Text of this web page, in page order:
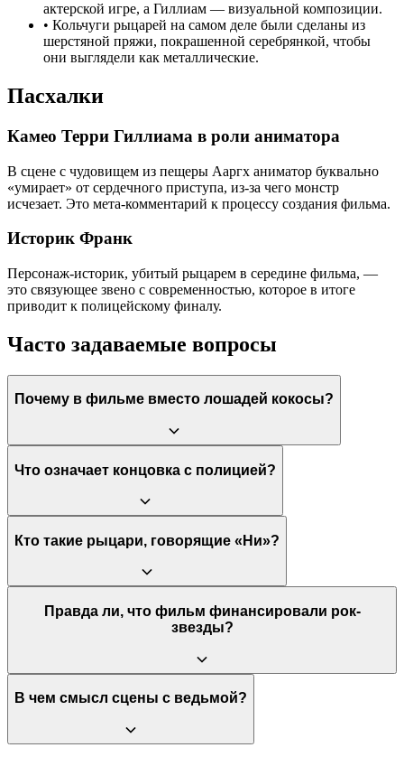
актерской игре, а Гиллиам — визуальной композиции.
• Кольчуги рыцарей на самом деле были сделаны из
шерстяной пряжи, покрашенной серебрянкой, чтобы
они выглядели как металлические.
Пасхалки
Камео Терри Гиллиама в роли аниматора
В сцене с чудовищем из пещеры Ааргх аниматор буквально
«умирает» от сердечного приступа, из-за чего монстр
исчезает. Это мета-комментарий к процессу создания фильма.
Историк Франк
Персонаж-историк, убитый рыцарем в середине фильма, —
это связующее звено с современностью, которое в итоге
приводит к полицейскому финалу.
Часто задаваемые вопросы
Почему в фильме вместо лошадей кокосы?
Это была вынужденная мера из-за крайне низкого бюджета.
они превратили это в одну из самых узнаваемых шуток в
истории кино.
Что означает концовка с полицией?
Это мета-шутка, называемая «cop-out» (уход от развязки).
«арестовать» фильм, разрушив иллюзию реальности
происходящего.
Кто такие рыцари, говорящие «Ни»?
Это сюрреалистические хранители леса, которые требуют в
качестве дани декоративные кусты. Они олицетворяют
Правда ли, что фильм финансировали рок-
звезды?
Да, значительную часть бюджета предоставили участники Led
«Летающий цирк Монти Пайтона» и искали способы
списания налогов.
В чем смысл сцены с ведьмой?